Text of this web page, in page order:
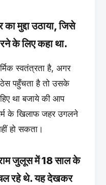
मुद्दा उठाया, जिसे
के लिए कहा था.
स्वतंत्रता है, अगर
ठेस पहुँचता है तो उसके
था बजाये की आप
के खिलाफ जहर उगलने
हो सकता।
जुलूस में 18 साल के
रहे थे. यह देखकर